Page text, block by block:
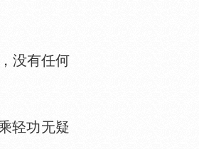
没有任何
轻功无疑